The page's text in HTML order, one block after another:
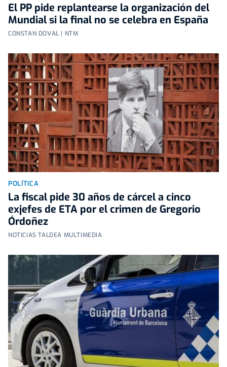
El PP pide replantearse la organización del
Mundial si la final no se celebra en España
CONSTAN DOVAL | NTM
POLÍTICA
La fiscal pide 30 años de cárcel a cinco
exjefes de ETA por el crimen de Gregorio
Órdoñez
NOTICIAS TALDEA MULTIMEDIA